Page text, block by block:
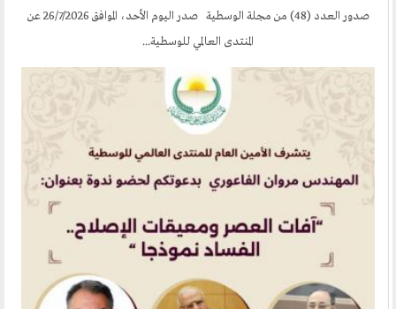
صدور العدد (48) من مجلة الوسطية صدر اليوم الأحد، الموافق 26/7/2026 عن
المنتدى العالمي للوسطية...